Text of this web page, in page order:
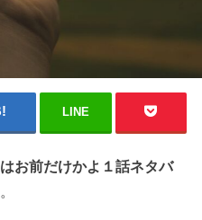
LINE
お前だけかよ１話ネタバ